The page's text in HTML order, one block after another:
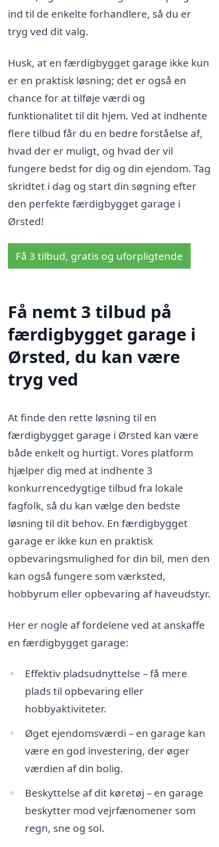
ind til de enkelte forhandlere, så du er
tryg ved dit valg.
Husk, at en færdigbygget garage ikke kun
er en praktisk løsning; det er også en
chance for at tilføje værdi og
funktionalitet til dit hjem. Ved at indhente
flere tilbud får du en bedre forståelse af,
hvad der er muligt, og hvad der vil
fungere bedst for dig og din ejendom. Tag
skridtet i dag og start din søgning efter
den perfekte færdigbygget garage i
Ørsted!
Få 3 tilbud, gratis og uforpligtende
Få nemt 3 tilbud på
færdigbygget garage i
Ørsted, du kan være
tryg ved
At finde den rette løsning til en
færdigbygget garage i Ørsted kan være
både enkelt og hurtigt. Vores platform
hjælper dig med at indhente 3
konkurrencedygtige tilbud fra lokale
fagfolk, så du kan vælge den bedste
løsning til dit behov. En færdigbygget
garage er ikke kun en praktisk
opbevaringsmulighed for din bil, men den
kan også fungere som værksted,
hobbyrum eller opbevaring af haveudstyr.
Her er nogle af fordelene ved at anskaffe
en færdigbygget garage:
Effektiv pladsudnyttelse – få mere
plads til opbevaring eller
hobbyaktiviteter.
Øget ejendomsværdi – en garage kan
være en god investering, der øger
værdien af din bolig.
Beskyttelse af dit køretøj – en garage
beskytter mod vejrfænomener som
regn, sne og sol.